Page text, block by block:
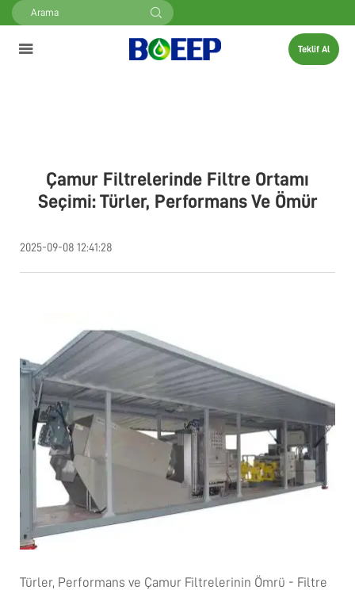
Teklif Al
Çamur Filtrelerinde Filtre Ortamı
Seçimi: Türler, Performans Ve Ömür
2025-09-08 12:41:28
Türler, Performans ve Çamur Filtrelerinin Ömrü - Filtre